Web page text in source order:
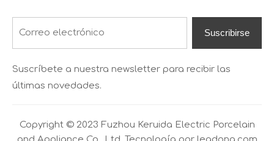
Suscribirse
Suscríbete a nuestra newsletter para recibir las
últimas novedades.
Copyright © 2023 Fuzhou Keruida Electric Porcelain